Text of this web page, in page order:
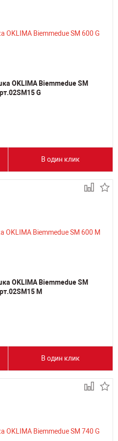
OKLIMA Biemmedue SM
G
В один клик
OKLIMA Biemmedue SM
M
В один клик